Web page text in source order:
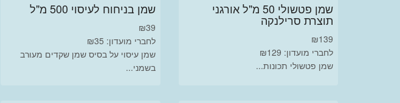
שמן פטשולי 50 מ"ל אורגני
תוצרת סרילנקה
₪139
לחברי מועדון: ₪129
שמן פטשולי תכונות...
שמן בניחוח לעיסוי 500 מ"ל
₪39
לחברי מועדון: ₪35
שמן עיסוי על בסיס שמן שקדים מעורב
בשמני...